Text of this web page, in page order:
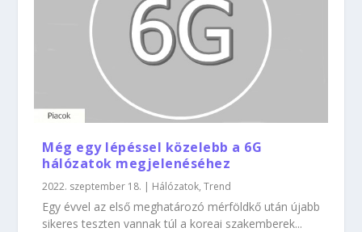
Még egy lépéssel közelebb a 6G
hálózatok megjelenéséhez
2022. szeptember 18. | Hálózatok,Trend
Egy évvel az első meghatározó mérföldkő után újabb
sikeres teszten vannak túl a koreai szakemberek...